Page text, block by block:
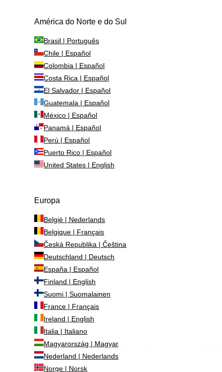
América do Norte e do Sul
Brasil | Português
Chile | Español
Colombia | Español
Costa Rica | Español
El Salvador | Español
Guatemala | Español
México | Español
Panamá | Español
Perú | Español
Puerto Rico | Español
United States | English
Europa
België | Nederlands
Belgique | Français
Česká Republika | Čeština
Deutschland | Deutsch
España | Español
Finland | English
Suomi | Suomalainen
France | Français
Ireland | English
Italia | Italiano
Magyarország | Magyar
Nederland | Nederlands
Norge | Norsk